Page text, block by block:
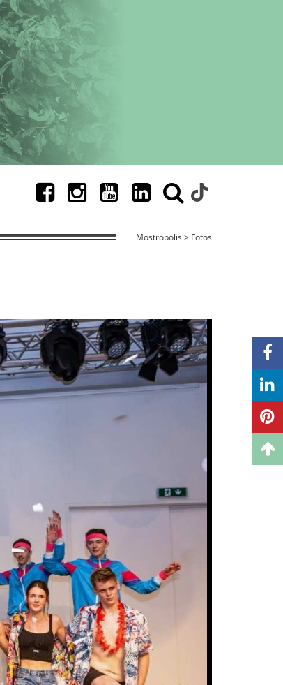
Mostropolis > Fotos